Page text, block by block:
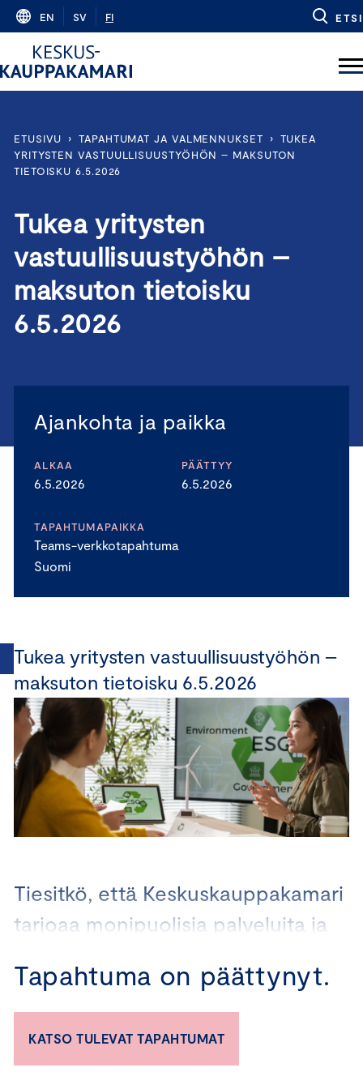
Skip
content
EN SV FI ETSI
ETUSIVU › TAPAHTUMAT JA VALMENNUKSET › TUKEA
YRITYSTEN VASTUULLISUUSTYÖHÖN – MAKSUTON
TIETOISKU 6.5.2026
Tukea yritysten
vastuullisuustyöhön –
maksuton tietoisku
6.5.2026
Ajankohta ja paikka
ALKAA
6.5.2026
PÄÄTTYY
6.5.2026
TAPAHTUMAPAIKKA
Teams-verkkotapahtuma
Suomi
Tukea yritysten vastuullisuustyöhön –
maksuton tietoisku 6.5.2026
Tiesitkö, että Keskuskauppakamari
tarjoaa monipuolisia palveluita ja
yrityksiä kaikissa vastuullisuustyön
vaiheissa?
Valmennuksistamme ja koulutuksistamme löytyy
Tapahtuma on päättynyt.
KATSO TULEVAT TAPAHTUMAT